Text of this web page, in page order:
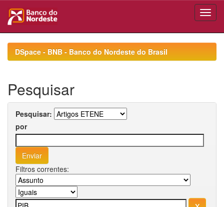
navigationDSpace - BNB - Banco do Nordeste do Brasil
Pesquisar
Pesquisar:
por
Filtros correntes: